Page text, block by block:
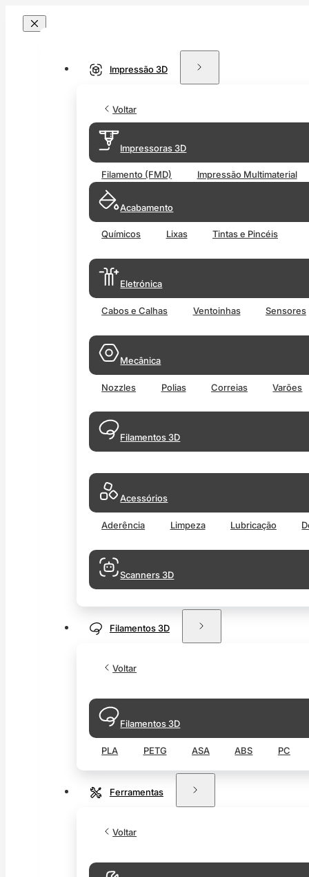
Impressão 3D
Voltar
Impressoras 3D
Filamento (FMD) Impressão Multimaterial
Acabamento
Químicos Lixas Tintas e Pincéis
Eletrónica
Cabos e Calhas Ventoinhas Sensores
Mecânica
Nozzles Polias Correias Varões
Filamentos 3D
Acessórios
Aderência Limpeza Lubricação
Scanners 3D
Filamentos 3D
Voltar
Filamentos 3D
PLA PETG ASA ABS PC
Ferramentas
Voltar